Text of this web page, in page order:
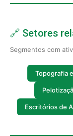
🔗 Setores
Segmentos com
Topografia
Escritórios de